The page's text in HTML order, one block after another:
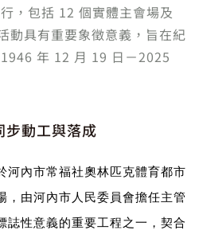
，包括 12 個實體主會場及
動具有重要象徵意義，旨在紀
年 12 月 19 日－2025
步動工與落成
河內市常福社奧林匹克體育都市
，由河內市人民委員會擔任主管
誌性意義的重要工程之一，契合